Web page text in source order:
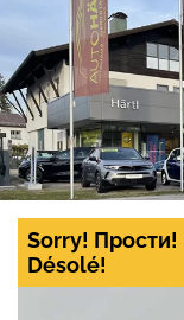
Sorry!
Désolé!